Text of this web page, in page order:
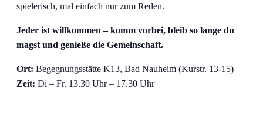
spielerisch, mal einfach nur zum Reden.
Jeder ist willkommen – komm vorbei, bleib so lange du
magst und genieße die Gemeinschaft.
Ort: Begegnungsstätte K13, Bad Nauheim (Kurstr. 13-15)
Zeit: Di – Fr. 13.30 Uhr – 17.30 Uhr